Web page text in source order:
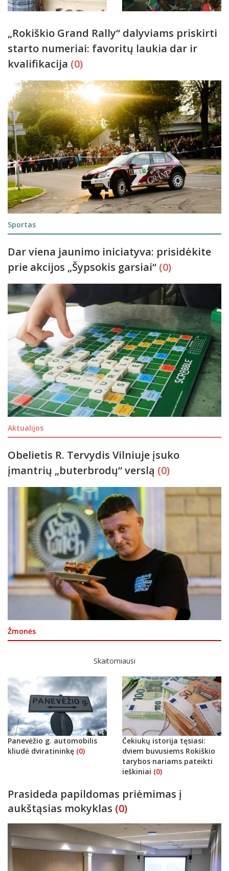
„Rokiškio Grand Rally“ dalyviams priskirti
starto numeriai: favoritų laukia dar ir
kvalifikacija (0)
Sportas
Dar viena jaunimo iniciatyva: prisidėkite
prie akcijos „Šypsokis garsiai“ (0)
Aktualijos
Obelietis R. Tervydis Vilniuje įsuko
įmantrių „buterbrodų“ verslą (0)
Žmonės
Skaitomiausi
Panevėžio g. automobilis
kliudė dviratininkę (0)
Čekiukų istorija tęsiasi:
dviem buvusiems Rokiškio
tarybos nariams pateikti
ieškiniai (0)
Prasideda papildomas priėmimas į
aukštąsias mokyklas (0)